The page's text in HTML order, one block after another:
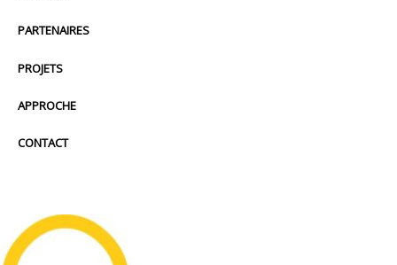
PARTENAIRES
PROJETS
APPROCHE
CONTACT